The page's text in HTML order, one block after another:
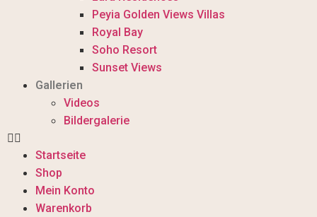
Peyia Golden Views Villas
Royal Bay
Soho Resort
Sunset Views
Gallerien
Videos
Bildergalerie
Startseite
Shop
Mein Konto
Warenkorb